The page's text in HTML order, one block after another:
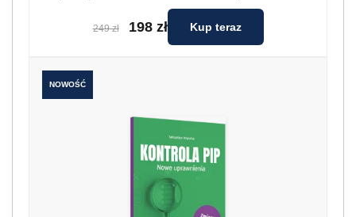
249 zł 198 zł Kup teraz
NOWOŚĆ